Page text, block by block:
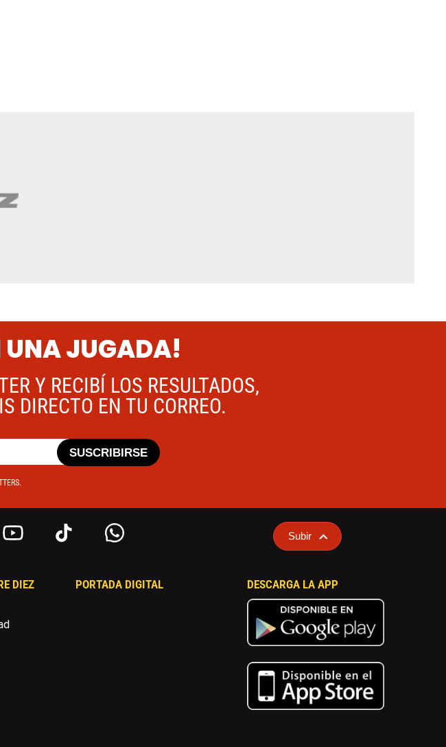
UNA JUGADA!
Y RECIBÍ LOS RESULTADOS,
DIRECTO EN TU CORREO.
SUSCRIBIRSE
Subir
DIEZ
PORTADA DIGITAL DESCARGA LA APP